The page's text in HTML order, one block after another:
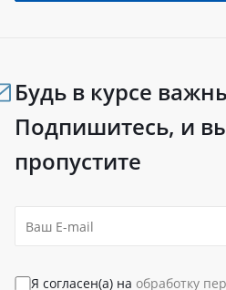
Будь в курсе
Подпишитесь, и
пропустите
Я согласен(а) на обработку